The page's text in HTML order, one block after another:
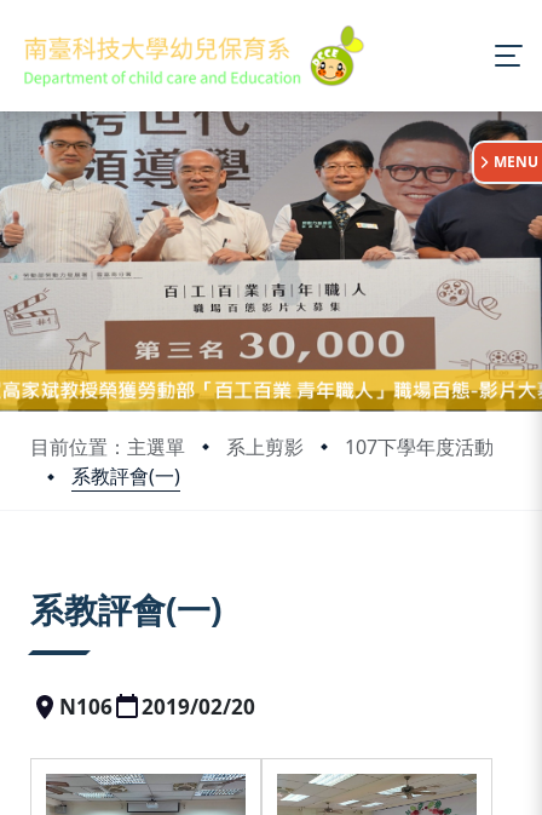
目前位置：主選單 系上剪影
107下學年度活動
系教評會(一)
:::
MENU
系教評會(一)
N106 2019/02/20